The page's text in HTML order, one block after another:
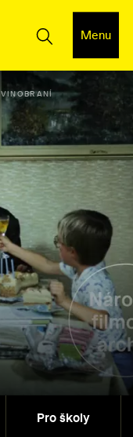
Menu
VINOBRANÍ
Pro školy